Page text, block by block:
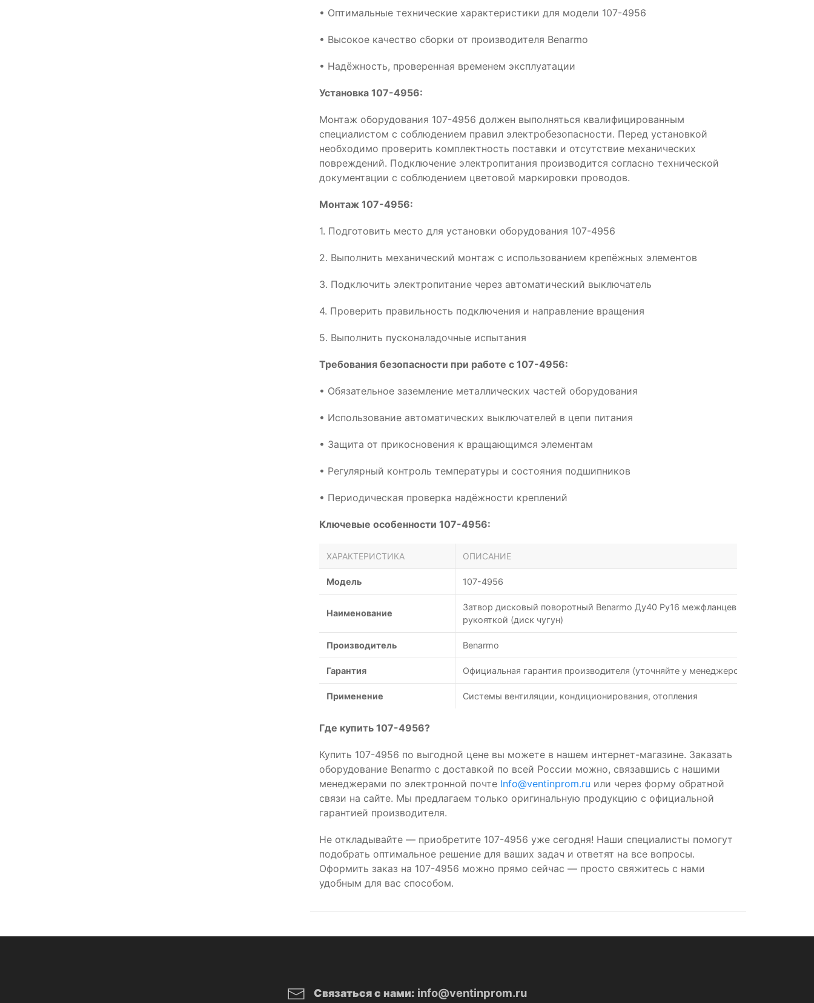
• Оптимальные технические характеристики для модели 107-4956
• Высокое качество сборки от производителя Benarmo
• Надёжность, проверенная временем эксплуатации
Установка 107-4956:
Монтаж оборудования 107-4956 должен выполняться квалифицированным
специалистом с соблюдением правил электробезопасности. Перед установкой
необходимо проверить комплектность поставки и отсутствие механических
повреждений. Подключение электропитания производится согласно технической
документации с соблюдением цветовой маркировки проводов.
Монтаж 107-4956:
1. Подготовить место для установки оборудования 107-4956
2. Выполнить механический монтаж с использованием крепёжных элементов
3. Подключить электропитание через автоматический выключатель
4. Проверить правильность подключения и направление вращения
5. Выполнить пусконаладочные испытания
Требования безопасности при работе с 107-4956:
• Обязательное заземление металлических частей оборудования
• Использование автоматических выключателей в цепи питания
• Защита от прикосновения к вращающимся элементам
• Регулярный контроль температуры и состояния подшипников
• Периодическая проверка надёжности креплений
Ключевые особенности 107-4956:
ХАРАКТЕРИСТИКА ОПИСАНИЕ
Модель 107-4956
Наименование
Затвор дисковый поворотный Benarmo Ду40 Ру16 межфланцевый с
рукояткой (диск чугун)
Производитель Benarmo
Гарантия Официальная гарантия производителя (уточняйте у менеджеров)
Применение Системы вентиляции, кондиционирования, отопления
Где купить 107-4956?
Купить 107-4956 по выгодной цене вы можете в нашем интернет-магазине. Заказать
оборудование Benarmo с доставкой по всей России можно, связавшись с нашими
менеджерами по электронной почте Info@ventinprom.ru или через форму обратной
связи на сайте. Мы предлагаем только оригинальную продукцию с официальной
гарантией производителя.
Не откладывайте — приобретите 107-4956 уже сегодня! Наши специалисты помогут
подобрать оптимальное решение для ваших задач и ответят на все вопросы.
Оформить заказ на 107-4956 можно прямо сейчас — просто свяжитесь с нами
удобным для вас способом.
Связаться с нами: info@ventinprom.ru